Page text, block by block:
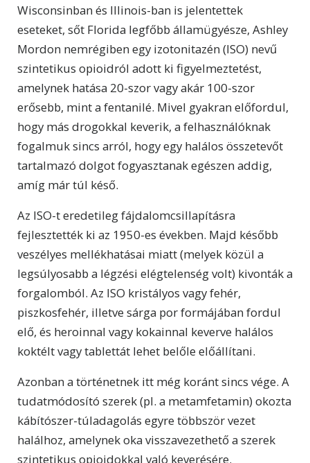
Wisconsinban és Illinois-ban is jelentettek
eseteket, sőt Florida legfőbb államügyésze, Ashley
Mordon nemrégiben egy izotonitazén (ISO) nevű
szintetikus opioidról adott ki figyelmeztetést,
amelynek hatása 20-szor vagy akár 100-szor
erősebb, mint a fentanilé. Mivel gyakran előfordul,
hogy más drogokkal keverik, a felhasználóknak
fogalmuk sincs arról, hogy egy halálos összetevőt
tartalmazó dolgot fogyasztanak egészen addig,
amíg már túl késő.
Az ISO-t eredetileg fájdalomcsillapításra
fejlesztették ki az 1950-es években. Majd később
veszélyes mellékhatásai miatt (melyek közül a
legsúlyosabb a légzési elégtelenség volt) kivonták a
forgalomból. Az ISO kristályos vagy fehér,
piszkosfehér, illetve sárga por formájában fordul
elő, és heroinnal vagy kokainnal keverve halálos
koktélt vagy tablettát lehet belőle előállítani.
Azonban a történetnek itt még koránt sincs vége. A
tudatmódosító szerek (pl. a metamfetamin) okozta
kábítószer-túladagolás egyre többször vezet
halálhoz, amelynek oka visszavezethető a szerek
szintetikus opioidokkal való keverésére.